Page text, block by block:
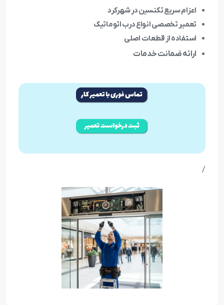
اعزام سریع تکنسین در شهرکرد
تعمیر تخصصی انواع درب اتوماتیک
استفاده از قطعات اصلی
ارائه ضمانت خدمات
/